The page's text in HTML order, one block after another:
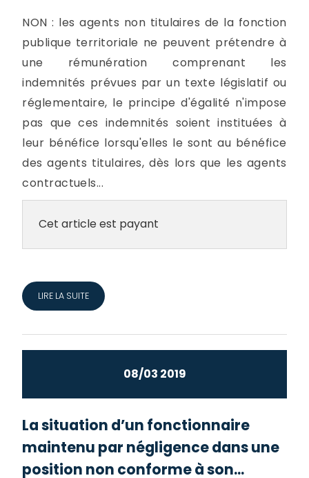
NON : les agents non titulaires de la fonction
publique territoriale ne peuvent prétendre à
une rémunération comprenant les
indemnités prévues par un texte législatif ou
réglementaire, le principe d'égalité n'impose
pas que ces indemnités soient instituées à
leur bénéfice lorsqu'elles le sont au bénéfice
des agents titulaires, dès lors que les agents
contractuels...
Cet article est payant
LIRE LA SUITE
08/03 2019
La situation d’un fonctionnaire
maintenu par négligence dans une
position non conforme à son...